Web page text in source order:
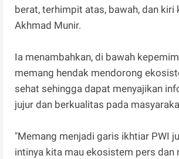
berat, terhimpit atas, bawah, dan kiri
Akhmad Munir.
Ia menambahkan, di bawah
memang hendak mendorong
sehat sehingga dapat menyajikan
jujur dan berkualitas pada
"Memang menjadi garis ikhtiar PWI
intinya kita mau ekosistem pers dan